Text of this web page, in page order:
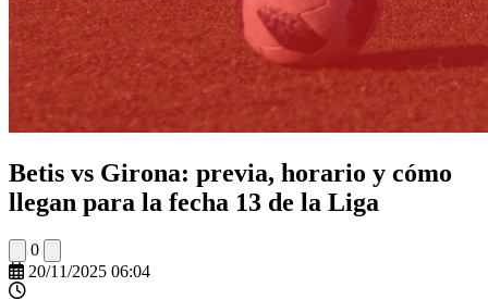
Betis vs Girona: previa, horario y cómo
llegan para la fecha 13 de la Liga
0
20/11/2025 06:04